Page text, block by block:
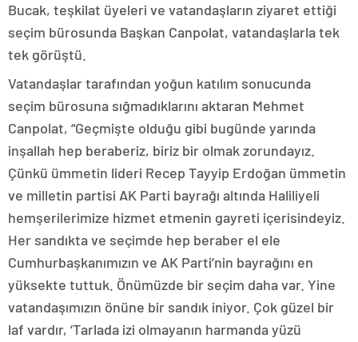
Bucak, teşkilat üyeleri ve vatandaşların ziyaret ettiği
seçim bürosunda Başkan Canpolat, vatandaşlarla tek
tek görüştü.
Vatandaşlar tarafından yoğun katılım sonucunda
seçim bürosuna sığmadıklarını aktaran Mehmet
Canpolat, “Geçmişte olduğu gibi bugünde yarında
inşallah hep beraberiz, biriz bir olmak zorundayız.
Çünkü ümmetin lideri Recep Tayyip Erdoğan ümmetin
ve milletin partisi AK Parti bayrağı altında Haliliyeli
hemşerilerimize hizmet etmenin gayreti içerisindeyiz.
Her sandıkta ve seçimde hep beraber el ele
Cumhurbaşkanımızın ve AK Parti’nin bayrağını en
yüksekte tuttuk. Önümüzde bir seçim daha var. Yine
vatandaşımızın önüne bir sandık iniyor. Çok güzel bir
laf vardır, ‘Tarlada izi olmayanın harmanda yüzü